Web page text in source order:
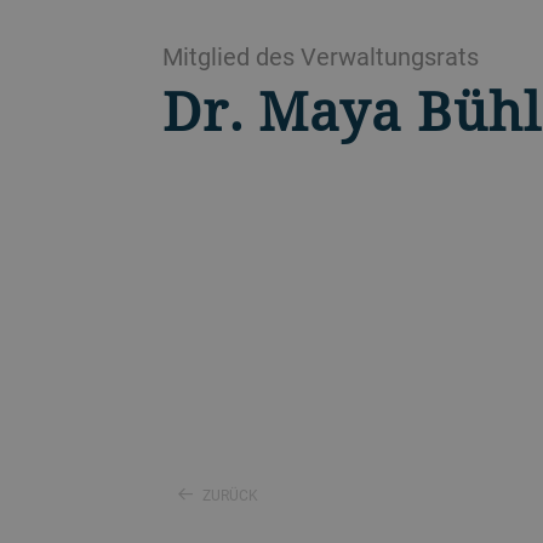
Mitglied des Verwaltungsrats
Dr. Maya
ZURÜCK